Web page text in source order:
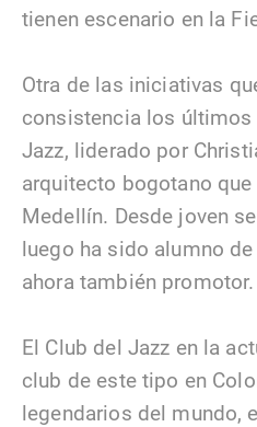
tienen escenario en la
Otra de las iniciativas
consistencia los últimos
Jazz, liderado por
arquitecto bogotano
Medellín. Desde joven
luego ha sido alumno
ahora también promotor.
El Club del Jazz en la
club de este tipo en
legendarios del mundo,